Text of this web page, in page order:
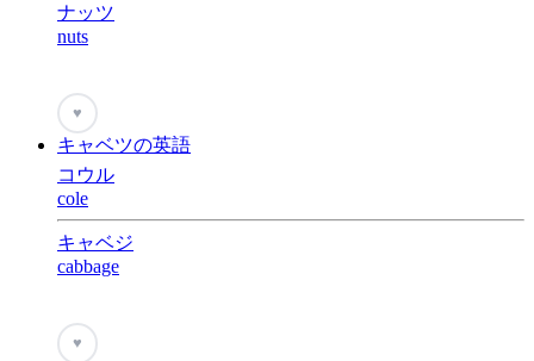
ナッツ
nuts
♥
キャベツの英語
コウル
cole
キャベジ
cabbage
♥